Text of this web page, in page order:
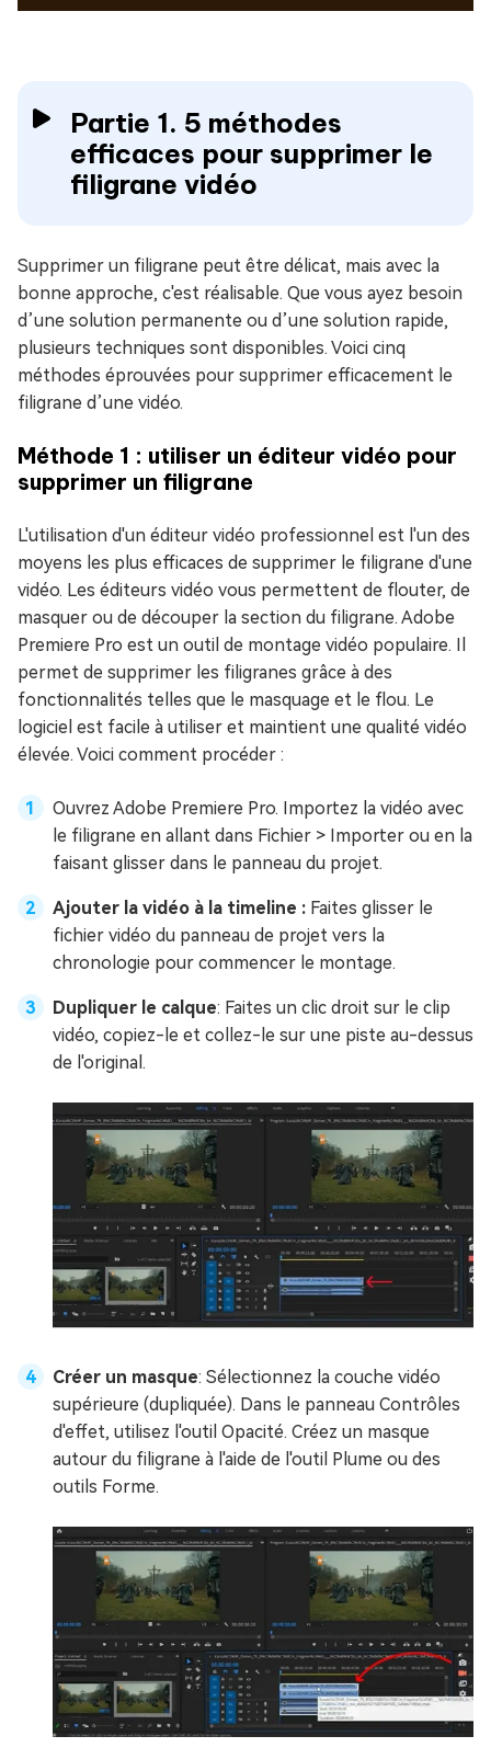
Partie 1. 5 méthodes
efficaces pour supprimer le
filigrane vidéo
Supprimer un filigrane peut être délicat, mais avec la
bonne approche, c'est réalisable. Que vous ayez besoin
d’une solution permanente ou d’une solution rapide,
plusieurs techniques sont disponibles. Voici cinq
méthodes éprouvées pour supprimer efficacement le
filigrane d’une vidéo.
Méthode 1 : utiliser un éditeur vidéo pour
supprimer un filigrane
L'utilisation d'un éditeur vidéo professionnel est l'un des
moyens les plus efficaces de supprimer le filigrane d'une
vidéo. Les éditeurs vidéo vous permettent de flouter, de
masquer ou de découper la section du filigrane. Adobe
Premiere Pro est un outil de montage vidéo populaire. Il
permet de supprimer les filigranes grâce à des
fonctionnalités telles que le masquage et le flou. Le
logiciel est facile à utiliser et maintient une qualité vidéo
élevée. Voici comment procéder :
Ouvrez Adobe Premiere Pro. Importez la vidéo avec
le filigrane en allant dans Fichier > Importer ou en la
faisant glisser dans le panneau du projet.
Ajouter la vidéo à la timeline : Faites glisser le
fichier vidéo du panneau de projet vers la
chronologie pour commencer le montage.
Dupliquer le calque: Faites un clic droit sur le clip
vidéo, copiez-le et collez-le sur une piste au-dessus
de l'original.
Créer un masque: Sélectionnez la couche vidéo
supérieure (dupliquée). Dans le panneau Contrôles
d'effet, utilisez l'outil Opacité. Créez un masque
autour du filigrane à l'aide de l'outil Plume ou des
outils Forme.